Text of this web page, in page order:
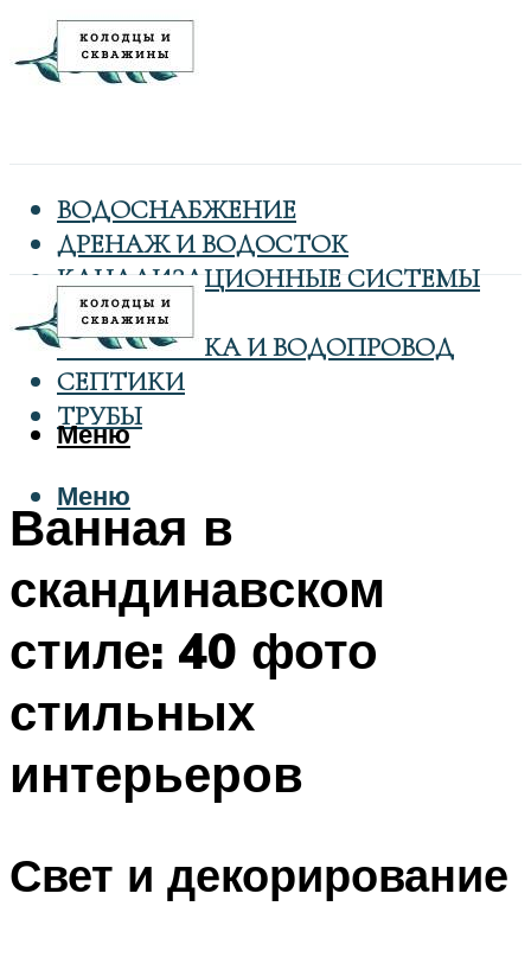
ВОДОСНАБЖЕНИЕ
ДРЕНАЖ И ВОДОСТОК
КАНАЛИЗАЦИОННЫЕ СИСТЕМЫ
КОЛОДЦЫ
САНТЕХНИКА И ВОДОПРОВОД
СЕПТИКИ
ТРУБЫ
Меню
Меню
Ванная в
скандинавском
стиле: 40 фото
стильных
интерьеров
Свет и декорирование